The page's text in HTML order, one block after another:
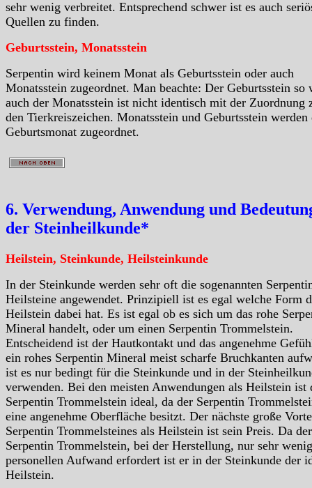
sehr wenig verbreitet. Entsprechend schwer ist es auch
Quellen zu finden.
Geburtsstein, Monatsstein
Serpentin wird keinem Monat als Geburtsstein oder auch
Monatsstein zugeordnet. Man beachte: Der Geburtsstein so
auch der Monatsstein ist nicht identisch mit der Zuordnung
den Tierkreiszeichen. Monatsstein und Geburtsstein werden
Geburtsmonat zugeordnet.
6. Verwendung, Anwendung und
der Steinheilkunde*
Heilstein, Steinkunde, Heilsteinkunde
In der Steinkunde werden sehr oft die sogenannten
Heilsteine angewendet. Prinzipiell ist es egal welche Form
Heilstein dabei hat. Es ist egal ob es sich um das rohe
Mineral handelt, oder um einen Serpentin Trommelstein.
Entscheidend ist der Hautkontakt und das angenehme
ein rohes Serpentin Mineral meist scharfe Bruchkanten
ist es nur bedingt für die Steinkunde und in der
verwenden. Bei den meisten Anwendungen als Heilstein ist
Serpentin Trommelstein ideal, da der Serpentin
eine angenehme Oberfläche besitzt. Der nächste große
Serpentin Trommelsteines als Heilstein ist sein Preis. Da der
Serpentin Trommelstein, bei der Herstellung, nur sehr wenig
personellen Aufwand erfordert ist er in der Steinkunde der
Heilstein.